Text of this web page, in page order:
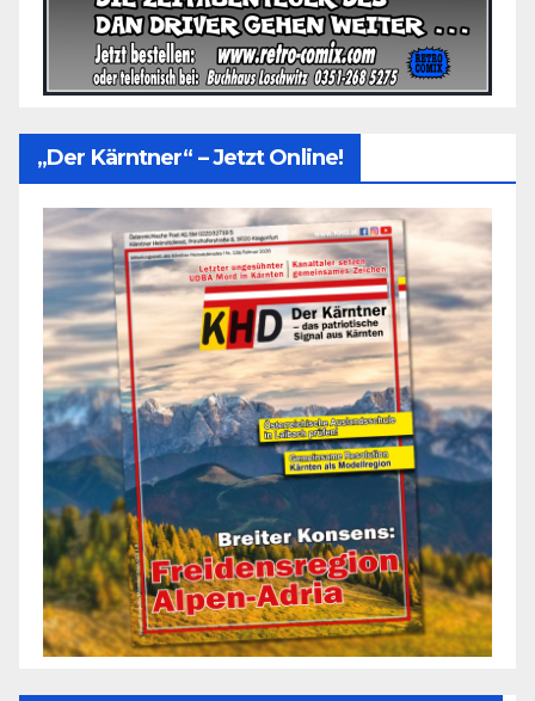
„Der Kärntner“ – Jetzt Online!